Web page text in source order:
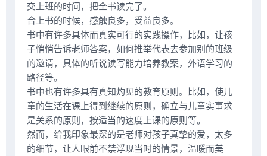
交上班的时间，把全书读完了。
合上书的时候，感触良多，受益良多。
书中有许多具体而真实可行的实践操作，比如，让孩
子悄悄告诉老师答案，如何推举代表去参加别的班级
的邀请，具体的听说读写能力培养教案，外语学习的
路径等。
书中也有许多具有真知灼见的教育原则。比如，使儿
童的生活在课上得到继续的原则，确立与儿童实事求
是关系的原则，按适当的速度上课的原则等。
然而，给我印象最深的是老师对孩子真挚的爱，太多
的细节，让人眼前不禁浮现当时的情景，温暖而美